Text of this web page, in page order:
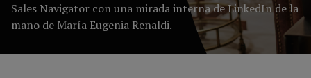
Sales Navigator con una mirada interna de LinkedIn de la
mano de María Eugenia Renaldi.